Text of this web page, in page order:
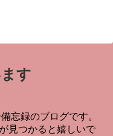
す
忘録のブログです。
見つかると嬉しいで